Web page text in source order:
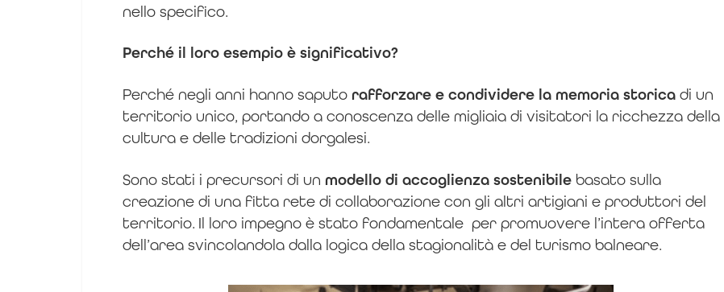
nello specifico.
Perché il loro esempio è significativo?
Perché negli anni hanno saputo rafforzare e condividere la memoria storica di un
territorio unico, portando a conoscenza delle migliaia di visitatori la ricchezza della
cultura e delle tradizioni dorgalesi.
Sono stati i precursori di un modello di accoglienza sostenibile basato sulla
creazione di una fitta rete di collaborazione con gli altri artigiani e produttori del
territorio. Il loro impegno è stato fondamentale per promuovere l’intera offerta
dell’area svincolandola dalla logica della stagionalità e del turismo balneare.